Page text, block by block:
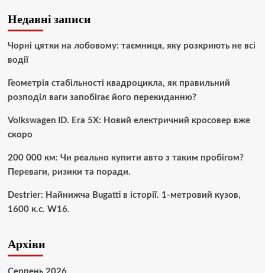
Недавні записи
Чорні цятки на лобовому: таємниця, яку розкриють не всі
водії
Геометрія стабільності квадроцикла, як правильний
розподіл ваги запобігає його перекиданню?
Volkswagen ID. Era 5X: Новий електричний кросовер вже
скоро
200 000 км: Чи реально купити авто з таким пробігом?
Переваги, ризики та поради.
Destrier: Найнижча Bugatti в історії. 1-метровий кузов,
1600 к.с. W16.
Архіви